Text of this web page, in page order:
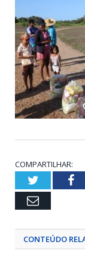
COMPARTILHAR:
Twitter
Email
CONTEÚDO